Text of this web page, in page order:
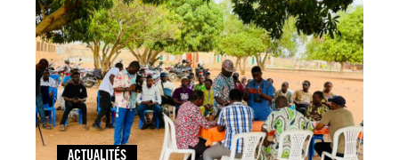
ACTUALITÉS